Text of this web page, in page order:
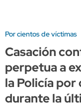
Por cientos de víctimas
Casación
perpetua a
la Policía
durante la